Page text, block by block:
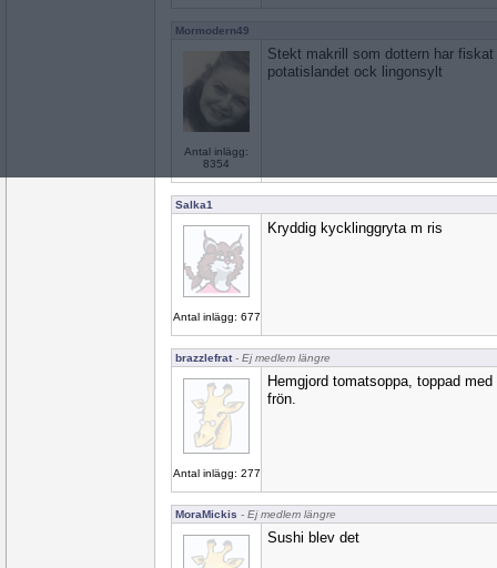
Mormodern49
Antal inlägg:
8354
Stekt makrill som dottern har
potatislandet ock lingonsylt
Salka1
Antal inlägg: 677
Kryddig kycklinggryta m ris
brazzlefrat- Ej medlem längre
Antal inlägg: 277
Hemgjord tomatsoppa, toppad
frön.
MoraMickis - Ej medlem längre
Sushi blev det